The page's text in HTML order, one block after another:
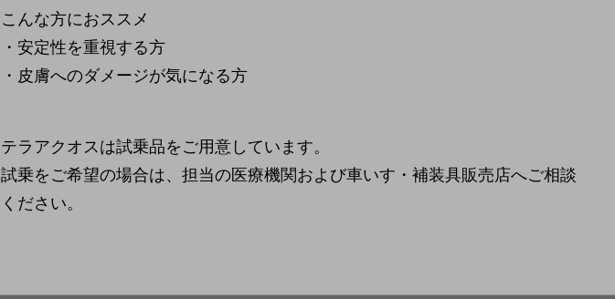
こんな方におススメ
・安定性を重視する方
・皮膚へのダメージが気になる方
テラアクオスは試乗品をご用意しています。
試乗をご希望の場合は、担当の医療機関および車いす・補装具販売店へご相談
ください。